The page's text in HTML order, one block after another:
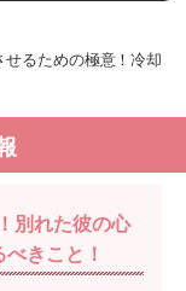
せるための極意！冷却
別れた彼の心
きこと！